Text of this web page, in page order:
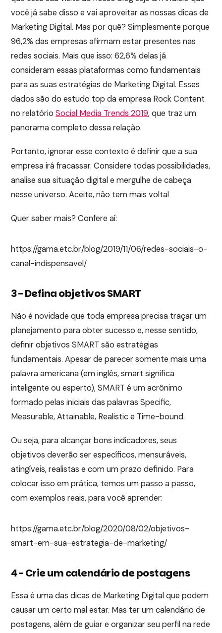
você já sabe disso e vai aproveitar as nossas dicas de
Marketing Digital. Mas por quê? Simplesmente porque
96,2% das empresas afirmam estar presentes nas
redes sociais. Mais que isso: 62,6% delas já
consideram essas plataformas como fundamentais
para as suas estratégias de Marketing Digital. Esses
dados são do estudo top da empresa Rock Content
no relatórioSocial Media Trends 2019, que traz um
panorama completo dessa relação.
Portanto, ignorar esse contexto é definir que a sua
empresa irá fracassar. Considere todas possibilidades,
analise sua situação digital e mergulhe de cabeça
nesse universo. Aceite, não tem mais volta!
Quer saber mais? Confere aí:
https://gama.etc.br/blog/2019/11/06/redes-sociais-o-
canal-indispensavel/
3- Defina objetivos SMART
Não é novidade que toda empresa precisa traçar um
planejamento para obter sucesso e, nesse sentido,
definir objetivos SMART são estratégias
fundamentais. Apesar de parecer somente mais uma
palavra americana (em inglês, smart significa
inteligente ou esperto), SMART é um acrônimo
formado pelas iniciais das palavras Specific,
Measurable, Attainable, Realistic e Time-bound.
Ou seja, para alcançar bons indicadores, seus
objetivos deverão ser específicos, mensuráveis,
atingíveis, realistas e com um prazo definido. Para
colocar isso em prática, temos um passo a passo,
com exemplos reais, para você aprender:
https://gama.etc.br/blog/2020/08/02/objetivos-
smart-em-sua-estrategia-de-marketing/
4- Crie um calendário de postagens
Essa é uma das dicas de Marketing Digital que podem
causar um certo mal estar. Mas ter um calendário de
postagens, além de guiar e organizar seu perfil na rede